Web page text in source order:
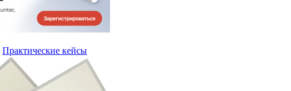
Практические кейсы